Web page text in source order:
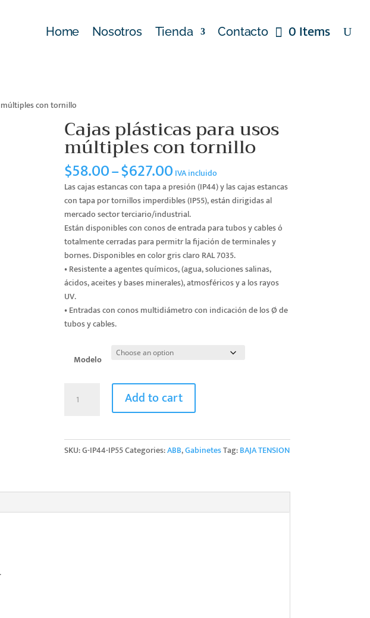
Home Nosotros Tienda Contacto 0 Items
con tornillo
Cajas plásticas para usos
múltiples con tornillo
$58.00–$627.00Price
range:
$58.00
through
$627.00
IVA incluido
Las cajas estancas con tapa a presión (IP44) y las cajas estancas
con tapa por tornillos imperdibles (IP55), están dirigidas al
mercado sector terciario/industrial.
Están disponibles con conos de entrada para tubos y cables ó
totalmente cerradas para permitr la fijación de terminales y
bornes. Disponibles en color gris claro RAL 7035.
• Resistente a agentes químicos, (agua, soluciones salinas,
ácidos, aceites y bases minerales), atmosféricos y a los rayos
UV.
• Entradas con conos multidiámetro con indicación de los Ø de
tubos y cables.
Modelo
plásticas
múltiples
Add to cart
SKU:G-IP44-IP55Categories:ABB,GabinetesTag:BAJA TENSION